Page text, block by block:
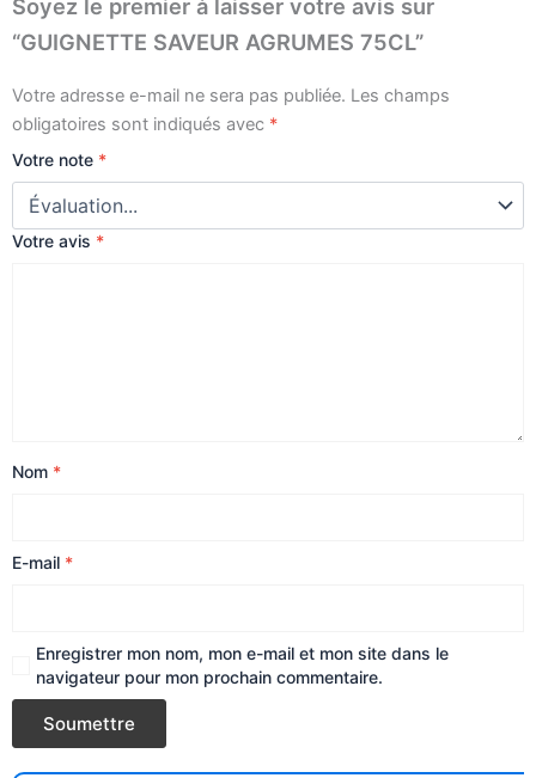
Soyez le premier à laisser votre avis sur
“GUIGNETTE SAVEUR AGRUMES 75CL”
Votre adresse e-mail ne sera pas publiée. Les champs
obligatoires sont indiqués avec *
Votre note *
Votre avis *
Nom *
E-mail *
Enregistrer mon nom, mon e-mail et mon site dans le
navigateur pour mon prochain commentaire.